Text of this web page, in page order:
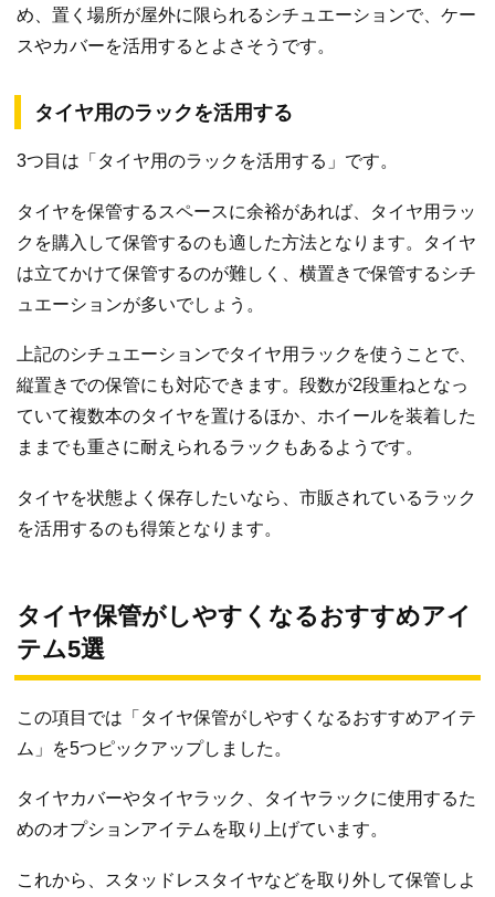
め、置く場所が屋外に限られるシチュエーションで、ケー
スやカバーを活用するとよさそうです。
タイヤ用のラックを活用する
3つ目は「タイヤ用のラックを活用する」です。
タイヤを保管するスペースに余裕があれば、タイヤ用ラッ
クを購入して保管するのも適した方法となります。タイヤ
は立てかけて保管するのが難しく、横置きで保管するシチ
ュエーションが多いでしょう。
上記のシチュエーションでタイヤ用ラックを使うことで、
縦置きでの保管にも対応できます。段数が2段重ねとなっ
ていて複数本のタイヤを置けるほか、ホイールを装着した
ままでも重さに耐えられるラックもあるようです。
タイヤを状態よく保存したいなら、市販されているラック
を活用するのも得策となります。
タイヤ保管がしやすくなるおすすめアイ
テム5選
この項目では「タイヤ保管がしやすくなるおすすめアイテ
ム」を5つピックアップしました。
タイヤカバーやタイヤラック、タイヤラックに使用するた
めのオプションアイテムを取り上げています。
これから、スタッドレスタイヤなどを取り外して保管しよ